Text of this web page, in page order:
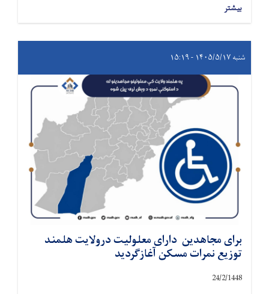
بیشتر
شنبه ۱۴۰۵/۵/۱۷ - ۱۵:۱۹
برای مجاهدین دارای معلولیت درولایت هلمند
توزیع نمرات مسکن آغازگردید
24/2/1448